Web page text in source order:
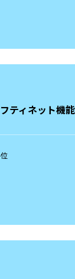
ティネット機
年9
士会会